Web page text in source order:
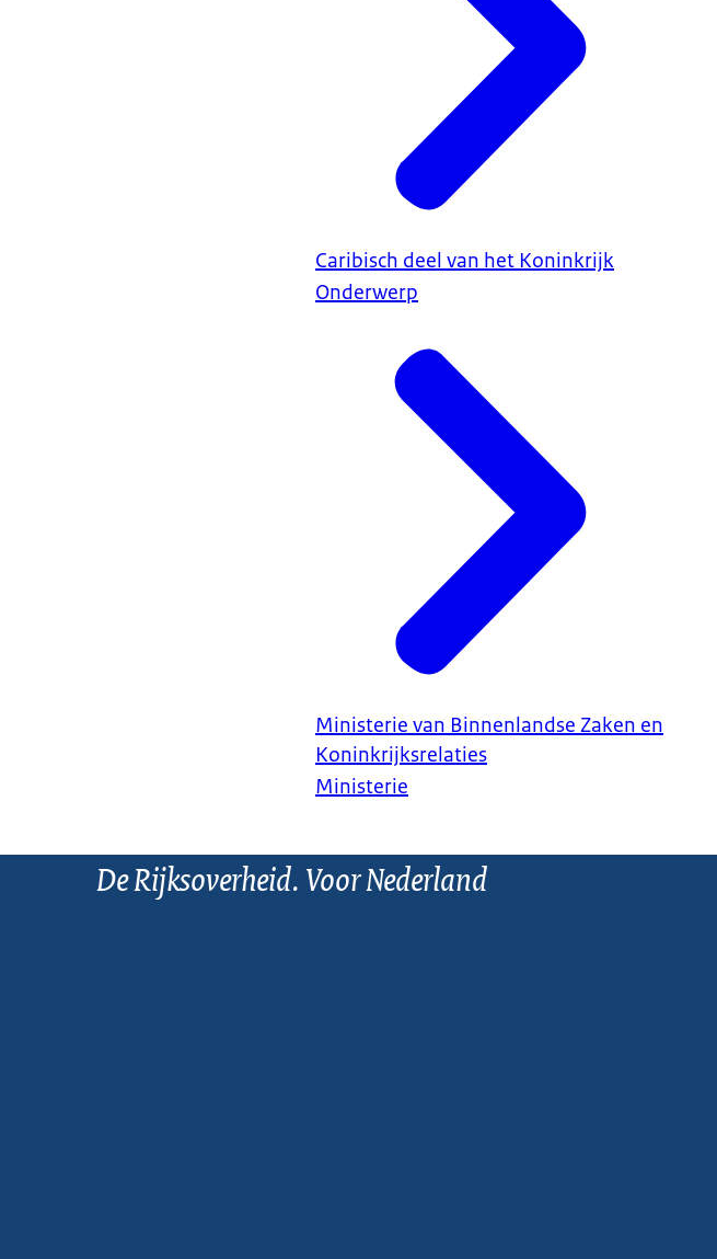
Caribisch deel van het Koninkrijk
Onderwerp
Ministerie van Binnenlandse Zaken en
Koninkrijksrelaties
Ministerie
De Rijksoverheid. Voor Nederland